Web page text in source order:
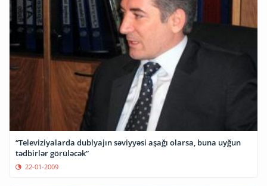
“Televiziyalarda dublyajın səviyyəsi aşağı olarsa, buna uyğun
tədbirlər görüləcək”
22-01-2009